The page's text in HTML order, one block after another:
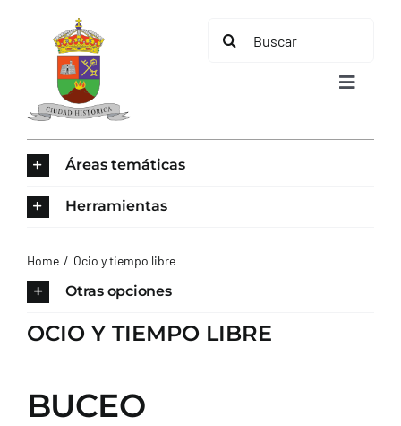
contenido
Buscar:
Toggle
Áreas temáticas
Herramientas
Home Ocio y tiempo libre
Otras opciones
OCIO Y TIEMPO LIBRE
BUCEO